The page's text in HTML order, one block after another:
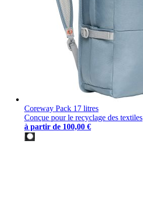
Coreway Pack 17 litres
Conçue pour le recyclage des textiles
à partir de 100,00 €